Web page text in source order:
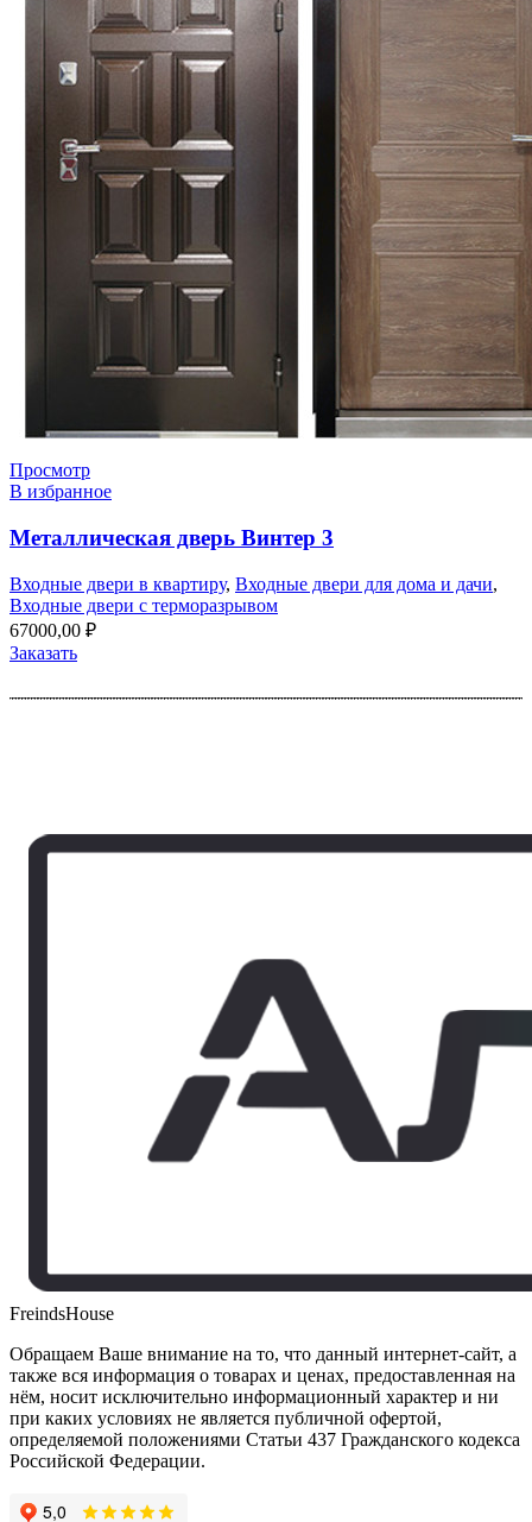
Просмотр
В избранное
Металлическая дверь Винтер 3
Входные двери в квартиру, Входные двери для дома и дачи,
Входные двери с терморазрывом
67000,00 ₽
Заказать
FreindsHouse
Обращаем Ваше внимание на то, что данный интернет-сайт, а
также вся информация о товарах и ценах, предоставленная на
нём, носит исключительно информационный характер и ни
при каких условиях не является публичной офертой,
определяемой положениями Статьи 437 Гражданского кодекса
Российской Федерации.